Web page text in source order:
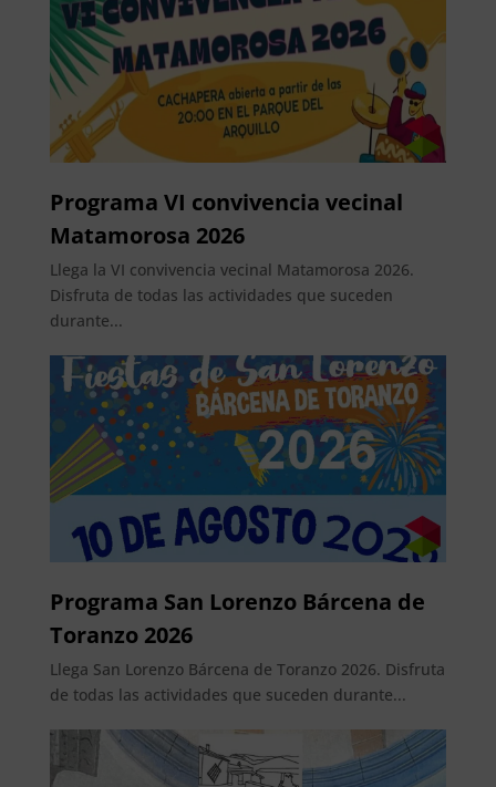
Programa VI convivencia vecinal
Matamorosa 2026
Llega la VI convivencia vecinal Matamorosa 2026.
Disfruta de todas las actividades que suceden
durante...
Programa San Lorenzo Bárcena de
Toranzo 2026
Llega San Lorenzo Bárcena de Toranzo 2026. Disfruta
de todas las actividades que suceden durante...